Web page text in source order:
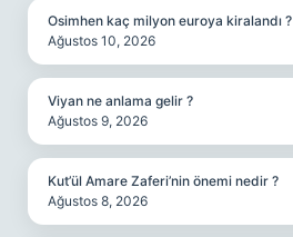
Osimhen kaç milyon euroya kiralandı ?
Ağustos 10, 2026
Viyan ne anlama gelir ?
Ağustos 9, 2026
Kut’ül Amare Zaferi’nin önemi nedir ?
Ağustos 8, 2026